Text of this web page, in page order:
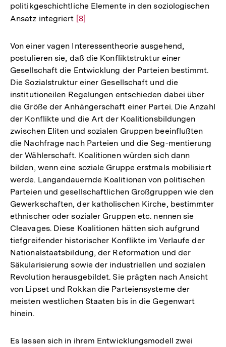
politikgeschichtliche Elemente in den soziologischen
Ansatz integriert Zur
der
Fußnote
[8]
Von einer vagen Interessentheorie ausgehend,
postulieren sie, daß die Konfliktstruktur einer
Gesellschaft die Entwicklung der Parteien bestimmt.
Die Sozialstruktur einer Gesellschaft und die
institutioneilen Regelungen entschieden dabei über
die Größe der Anhängerschaft einer Partei. Die Anzahl
der Konflikte und die Art der Koalitionsbildungen
zwischen Eliten und sozialen Gruppen beeinflußten
die Nachfrage nach Parteien und die Seg-mentierung
der Wählerschaft. Koalitionen würden sich dann
bilden, wenn eine soziale Gruppe erstmals mobilisiert
werde. Langandauernde Koalitionen von politischen
Parteien und gesellschaftlichen Großgruppen wie den
Gewerkschaften, der katholischen Kirche, bestimmter
ethnischer oder sozialer Gruppen etc. nennen sie
Cleavages. Diese Koalitionen hätten sich aufgrund
tiefgreifender historischer Konflikte im Verlaufe der
Nationalstaatsbildung, der Reformation und der
Säkularisierung sowie der industriellen und sozialen
Revolution herausgebildet. Sie prägten nach Ansicht
von Lipset und Rokkan die Parteiensysteme der
meisten westlichen Staaten bis in die Gegenwart
hinein.
Es lassen sich in ihrem Entwicklungsmodell zwei